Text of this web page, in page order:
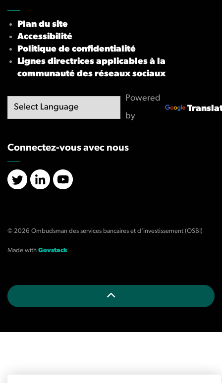
Plan du site
Accessibilité
Politique de confidentialité
Lignes directrices applicables à la
communauté des réseaux sociaux
Powered
by
Connectez-vous avec nous
X/TwitterLinkedInYouTube
© 2026 Ombudsman des services bancaires et d'investissement (OSBI)
Made with Govstack